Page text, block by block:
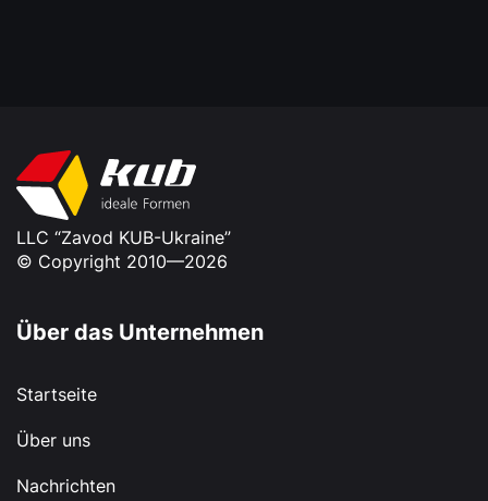
LLC “Zavod KUB-Ukraine”
© Copyright 2010—2026
Über das Unternehmen
Startseite
Über uns
Nachrichten